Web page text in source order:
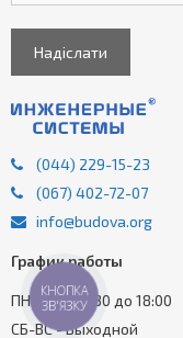
(044) 229-15-23
(067) 402-72-07
info@budova.org
График работы
ПН-ПТ - з 9:30 до 18:00
СБ-ВС - Выходной
КНОПКА
ЗВ'ЯЗКУ